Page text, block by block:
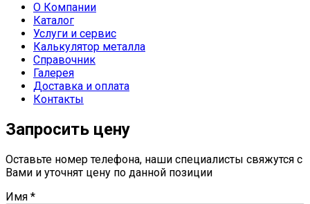
О Компании
Каталог
Услуги и сервис
Калькулятор металла
Справочник
Галерея
Доставка и оплата
Контакты
Запросить цену
Оставьте номер телефона, наши специалисты свяжутся с
Вами и уточнят цену по данной позиции
Имя *